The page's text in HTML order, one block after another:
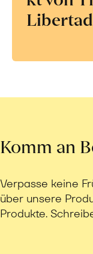
Libertad
Komm an
Verpasse keine
über unsere
Produkte.